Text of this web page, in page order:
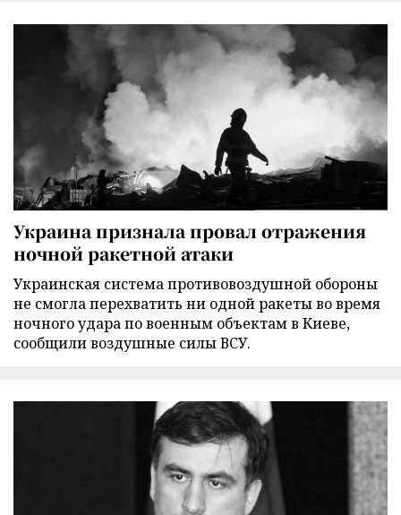
Украина признала провал отражения
ночной ракетной атаки
Украинская система противовоздушной обороны
не смогла перехватить ни одной ракеты во время
ночного удара по военным объектам в Киеве,
сообщили воздушные силы ВСУ.